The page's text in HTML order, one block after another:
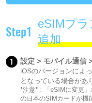
Step1
eSIMプ
追加
1 設定 > モバイル通信
iOSのバージョンによ
となっている場合があ
*注意*：「eSIMに変更
の日本のSIMカードが機